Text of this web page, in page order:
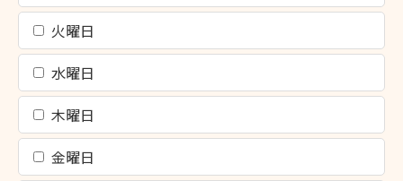
火曜日
水曜日
木曜日
金曜日